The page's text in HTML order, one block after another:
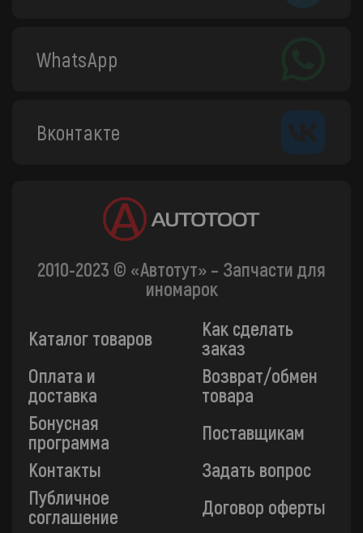
WhatsApp
Вконтакте
2010-2023 © «Автотут» – Запчасти для
иномарок
Каталог товаров
Как сделать
заказ
Оплата и
доставка
Возврат/обмен
товара
Бонусная
программа
Поставщикам
Контакты
Задать вопрос
Публичное
соглашение
Договор оферты